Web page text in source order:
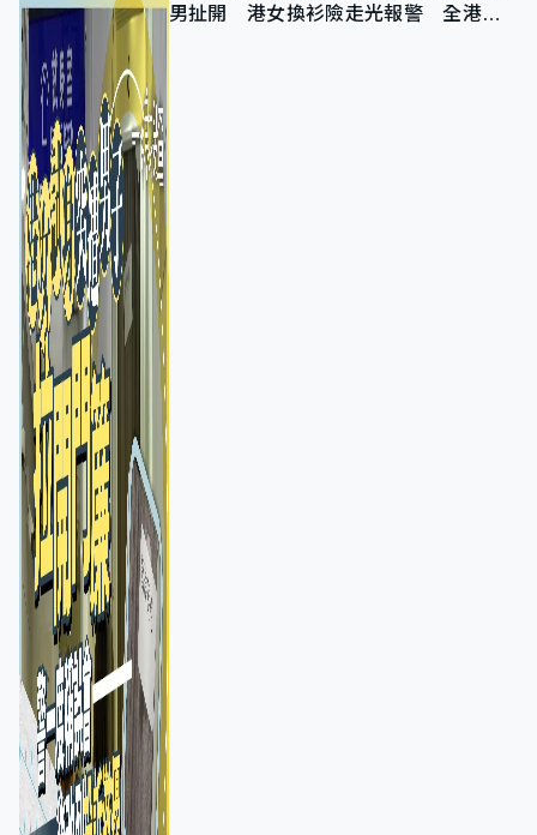
男扯開 港女換衫險走光報警 全港分